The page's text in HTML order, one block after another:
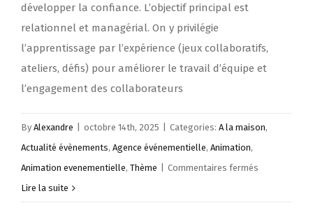
développer la confiance. L’objectif principal est
relationnel et managérial. On y privilégie
l’apprentissage par l’expérience (jeux collaboratifs,
ateliers, défis) pour améliorer le travail d’équipe et
l’engagement des collaborateurs
By Alexandre octobre 14th, 2025 Categories: A la maison,
Actualité évènements, Agence événementielle, Animation,
Animation evenementielle, Thème Commentaires fermés
Lire la suite